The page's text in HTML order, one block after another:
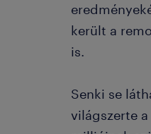
került a
is.
Senki se
világszerte